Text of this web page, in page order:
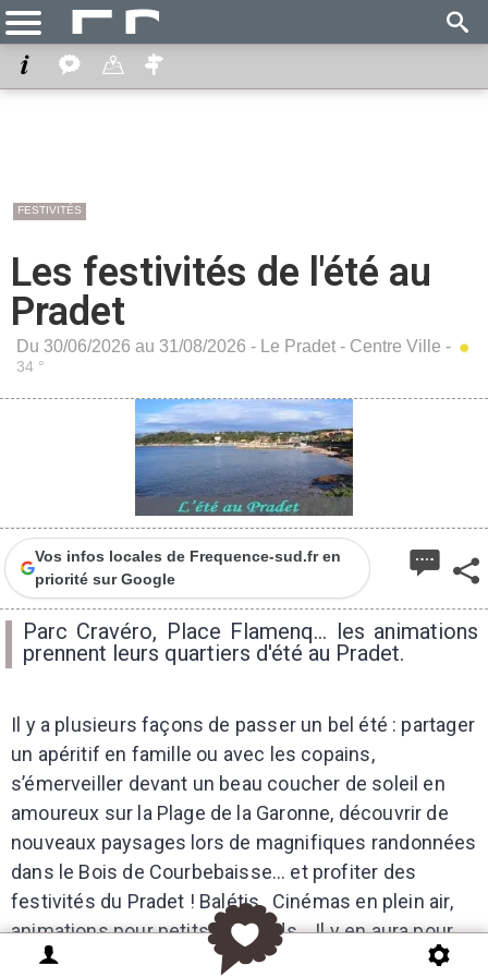
FESTIVITÉS
Les festivités de l'été au
Pradet
Du 30/06/2026 au 31/08/2026 - Le Pradet - Centre Ville -
34 °
Vos infos locales de Frequence-sud.fr en
priorité sur Google
Parc Cravéro, Place Flamenq... les animations
prennent leurs quartiers d'été au Pradet.
Il y a plusieurs façons de passer un bel été : partager
un apéritif en famille ou avec les copains,
s’émerveiller devant un beau coucher de soleil en
amoureux sur la Plage de la Garonne, découvrir de
nouveaux paysages lors de magnifiques randonnées
dans le Bois de Courbebaisse… et profiter des
festivités du Pradet ! Balétis, Cinémas en plein air,
animations pour petits et grands… Il y en aura pour
tous les goûts, pour tous les âges !